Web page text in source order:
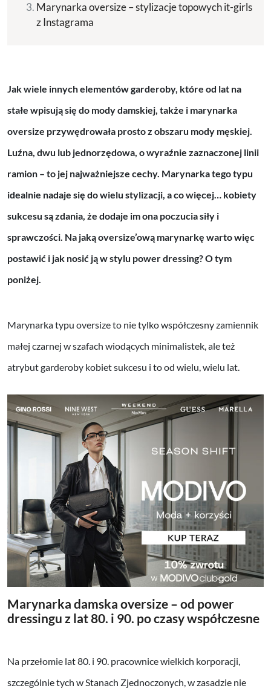
Marynarka oversize – stylizacje topowych it-girls
z Instagrama
Jak wiele innych elementów garderoby, które od lat na
stałe wpisują się do mody damskiej, także i marynarka
oversize przywędrowała prosto z obszaru mody męskiej.
Luźna, dwu lub jednorzędowa, o wyraźnie zaznaczonej linii
ramion – to jej najważniejsze cechy. Marynarka tego typu
idealnie nadaje się do wielu stylizacji, a co więcej… kobiety
sukcesu są zdania, że dodaje im ona poczucia siły i
sprawczości. Na jaką oversize’ową marynarkę warto więc
postawić i jak nosić ją w stylu power dressing? O tym
poniżej.
Marynarka typu oversize to nie tylko współczesny zamiennik
małej czarnej w szafach wiodących minimalistek, ale też
atrybut garderoby kobiet sukcesu i to od wielu, wielu lat.
Marynarka damska oversize – od power
dressingu z lat 80. i 90. po czasy współczesne
Na przełomie lat 80. i 90. pracownice wielkich korporacji,
szczególnie tych w Stanach Zjednoczonych, w zasadzie nie